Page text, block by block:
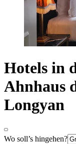
Hotels in
Ahnhaus
Longyan
Wo soll’s hingehen?